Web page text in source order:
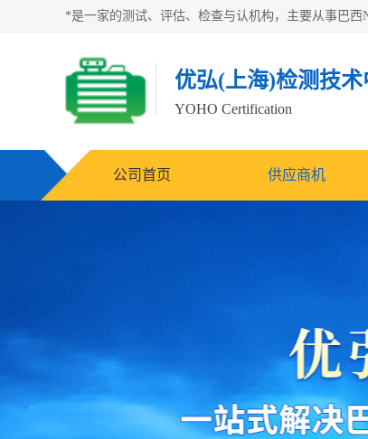
优弘(上海)检测技术
YOHO Certification
公司首页 供应商机